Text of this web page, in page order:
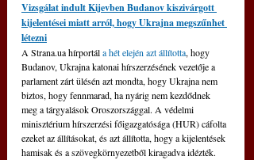
Vizsgálat indult Kijevben Budanov kiszivárgott
kijelentései miatt arról, hogy Ukrajna megszűnhet
létezni
A Strana.ua hírportál a hét elején azt állította, hogy
Budanov, Ukrajna katonai hírszerzésének vezetője a
parlament zárt ülésén azt mondta, hogy Ukrajna nem
biztos, hogy fennmarad, ha nyárig nem kezdődnek
meg a tárgyalások Oroszországgal. A védelmi
minisztérium hírszerzési főigazgatósága (HUR) cáfolta
ezeket az állításokat, és azt állította, hogy a kijelentések
hamisak és a szövegkörnyezetből kiragadva idézték.